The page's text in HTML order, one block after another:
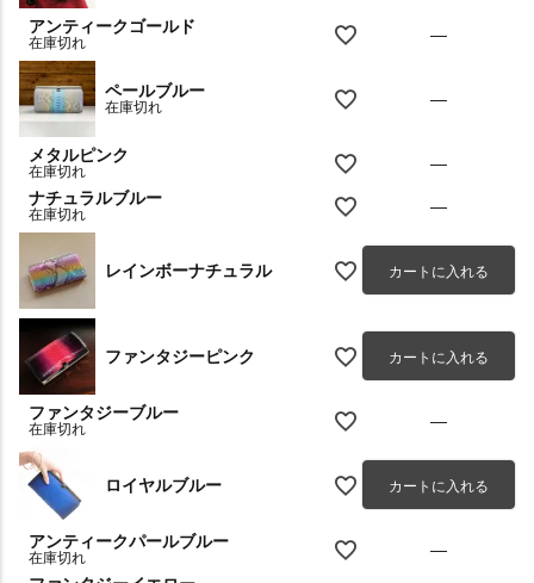
アンティークゴールド
在庫切れ —
ペールブルー
在庫切れ —
メタルピンク
在庫切れ
—
ナチュラルブルー
在庫切れ —
レインボーナチュラル カートに入れる
ファンタジーピンク カートに入れる
ファンタジーブルー
在庫切れ —
ロイヤルブルー カートに入れる
アンティークパールブルー
在庫切れ
—